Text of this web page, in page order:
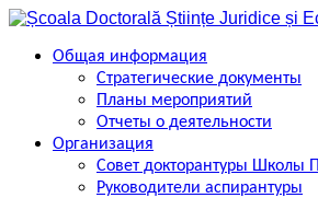
Перейти
контентуОбщая информация
Стратегические документы
Планы мероприятий
Отчеты о деятельности
Организация
Совет докторантуры Школы
Руководители аспирантуры